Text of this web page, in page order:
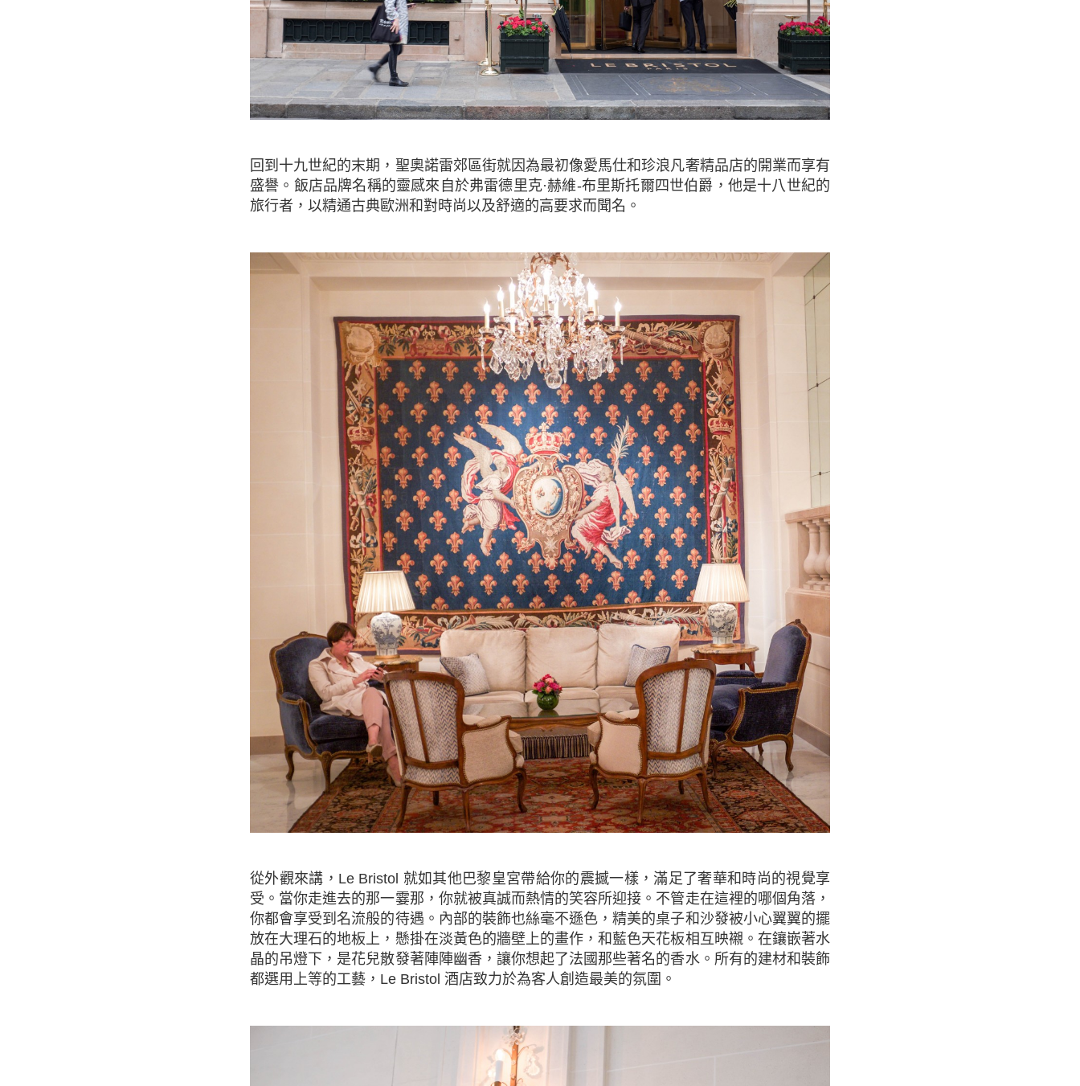
回到十九世紀的末期，聖奧諾雷郊區街就因為最初像愛馬仕和珍浪凡奢精品店的開業而享有
盛譽。飯店品牌名稱的靈感來自於弗雷德里克·赫維-布里斯托爾四世伯爵，他是十八世紀的
旅行者，以精通古典歐洲和對時尚以及舒適的高要求而聞名。
從外觀來講，Le Bristol 就如其他巴黎皇宮帶給你的震撼一樣，滿足了奢華和時尚的視覺享
受。當你走進去的那一霎那，你就被真誠而熱情的笑容所迎接。不管走在這裡的哪個角落，
你都會享受到名流般的待遇。內部的裝飾也絲毫不遜色，精美的桌子和沙發被小心翼翼的擺
放在大理石的地板上，懸掛在淡黃色的牆壁上的畫作，和藍色天花板相互映襯。在鑲嵌著水
晶的吊燈下，是花兒散發著陣陣幽香，讓你想起了法國那些著名的香水。所有的建材和裝飾
都選用上等的工藝，Le Bristol 酒店致力於為客人創造最美的氛圍。